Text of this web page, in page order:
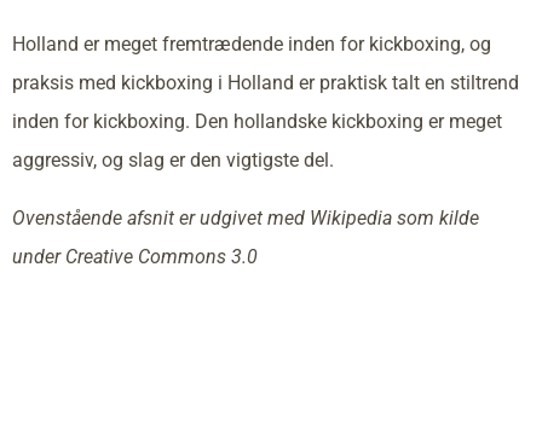
Holland er meget fremtrædende inden for kickboxing, og
praksis med kickboxing i Holland er praktisk talt en stiltrend
inden for kickboxing. Den hollandske kickboxing er meget
aggressiv, og slag er den vigtigste del.
Ovenstående afsnit er udgivet med Wikipedia som kilde
under Creative Commons 3.0